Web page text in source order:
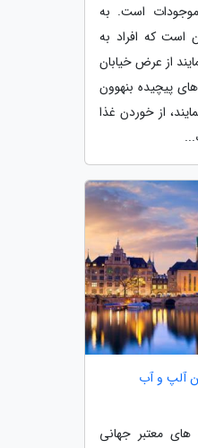
موجودات است. به
است که افراد به
از عرض خیابان
پیچیده بنهوون
از خوردن غذا
آلپ و آب
معتبر جهانی